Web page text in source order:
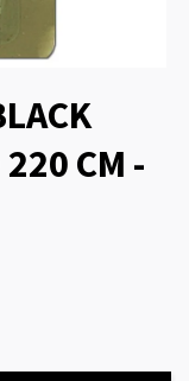
220 CM -